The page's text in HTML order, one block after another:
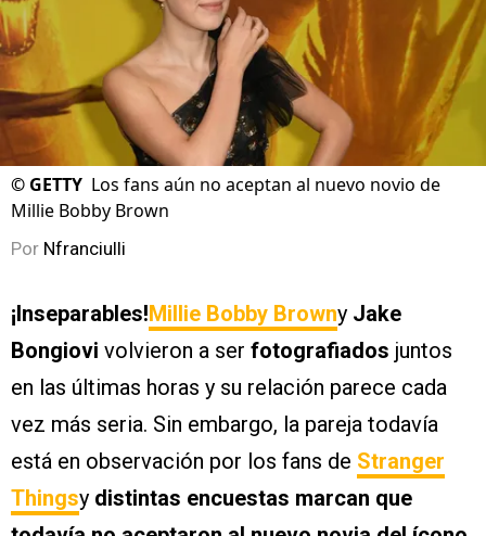
© GETTY Los fans aún no aceptan al nuevo novio de
Millie Bobby Brown
Por Nfranciulli
¡Inseparables!Millie Bobby Browny Jake
Bongiovi volvieron a ser fotografiados juntos
en las últimas horas y su relación parece cada
vez más seria. Sin embargo, la pareja todavía
está en observación por los fans de Stranger
Thingsy distintas encuestas marcan que